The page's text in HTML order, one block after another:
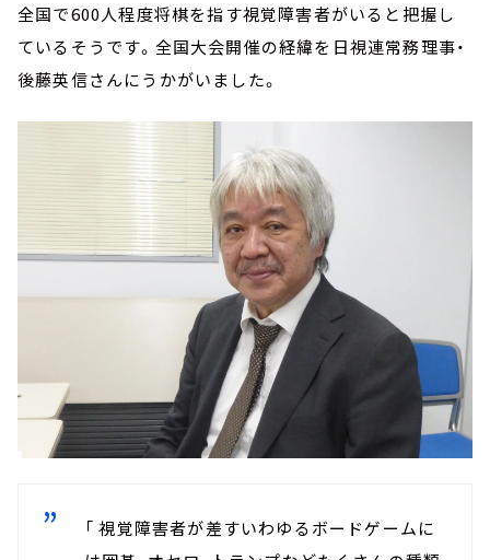
全国で600人程度将棋を指す視覚障害者がいると把握し
ているそうです。全国大会開催の経緯を日視連常務理事・
後藤英信さんにうかがいました。
「 視覚障害者が差すいわゆるボードゲームに